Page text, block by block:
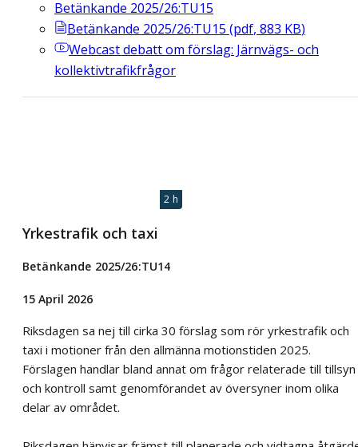
Betänkande 2025/26:TU15
Betänkande 2025/26:TU15 (pdf, 883 KB)
Webcastdebatt om förslag: Järnvägs- och
kollektivtrafikfrågor
2 h
Yrkestrafik och taxi
Betänkande 2025/26:TU14
15 April 2026
Riksdagen sa nej till cirka 30 förslag som rör yrkestrafik och
taxi i motioner från den allmänna motionstiden 2025.
Förslagen handlar bland annat om frågor relaterade till tillsyn
och kontroll samt genomförandet av översyner inom olika
delar av området.